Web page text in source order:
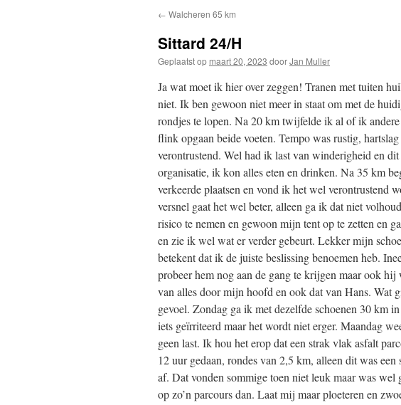
← Walcheren 65 km
Sittard 24/H
Geplaatst op maart 20, 2023 doorJan Muller
Ja wat moet ik hier over zeggen! Tranen met tuiten
niet. Ik ben gewoon niet meer in staat om met de
rondjes te lopen. Na 20 km twijfelde ik al of ik
flink opgaan beide voeten. Tempo was rustig,
verontrustend. Wel had ik last van winderigheid en
organisatie, ik kon alles eten en drinken. Na 35 km
verkeerde plaatsen en vond ik het wel verontrustend
versnel gaat het wel beter, alleen ga ik dat niet
risico te nemen en gewoon mijn tent op te zetten en
en zie ik wel wat er verder gebeurt. Lekker mijn
betekent dat ik de juiste beslissing benoemen heb.
probeer hem nog aan de gang te krijgen maar ook
van alles door mijn hoofd en ook dat van Hans. Wat
gevoel. Zondag ga ik met dezelfde schoenen 30 km
iets geïrriteerd maar het wordt niet erger. Maandag
geen last. Ik hou het erop dat een strak vlak asfalt
12 uur gedaan, rondes van 2,5 km, alleen dit was
af. Dat vonden sommige toen niet leuk maar was
op zo’n parcours dan. Laat mij maar ploeteren en